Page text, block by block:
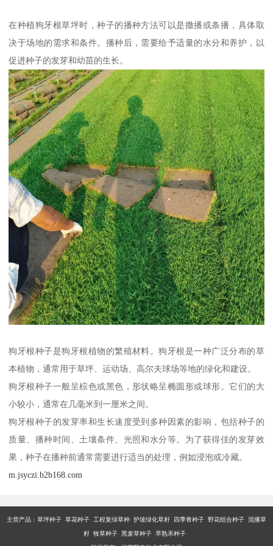
在种植狗牙根草坪时，种子的播种方法可以是撒播或条播，具体取
决于场地的需求和条件。播种后，需要给予适量的水分和养护，以
促进种子的发芽和幼苗的生长。
狗牙根种子是狗牙根植物的繁殖材料。狗牙根是一种广泛分布的草
本植物，通常用于草坪、运动场、高尔夫球场等地的绿化和建设。
狗牙根种子一般呈棕色或黑色，形状略呈椭圆形或球形。它们的大
小较小，通常在几毫米到一厘米之间。
狗牙根种子的发芽率和生长速度受到多种因素的影响，包括种子的
质量、播种时间、土壤条件、光照和水分等。为了获得佳的发芽效
果，种子在播种前通常需要进行适当的处理，例如浸泡或冷藏。
m.jsyczi.b2b168.com
主营产品： 草坪种子 草花种子 工程复绿草种 护坡绿化草籽 四季青种子 野花组合种子 混播草
籽 牧草种子 黑麦草种子 早熟禾种子